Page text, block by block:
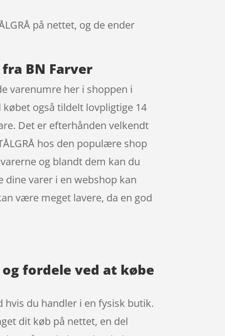
på nettet, og de ender
fra BN Farver
varenumre her i shoppen i
købet også tildelt lovpligtige 14
Det er efterhånden velkendt
hos den populære shop
og blandt dem kan du
dine varer i en webshop kan
være meget lavere, da en god
og fordele ved at købe
hvis du handler i en fysisk butik.
dit køb på nettet, en del